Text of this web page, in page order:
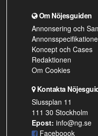
Om Nöjesguiden
Annonsering och
Koncept och Cases
Redaktionen
Om Cookies
Kontakta
Slussplan 11
111 30 Stockholm
Epost: info@ng.se
Faceboook